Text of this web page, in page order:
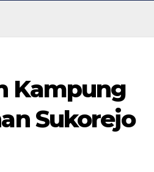
Kampung
Sukorejo